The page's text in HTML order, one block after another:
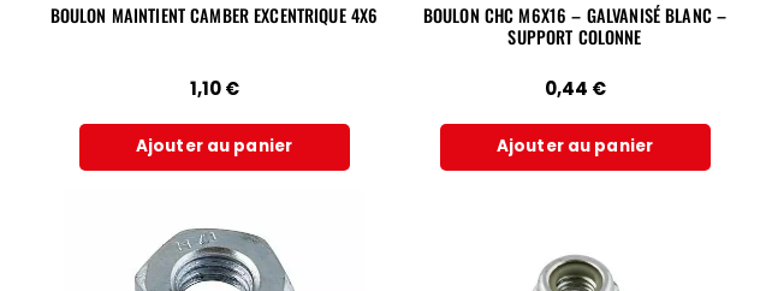
BOULON MAINTIENT CAMBER EXCENTRIQUE 4X6
1,10€
Ajouter au panier
BOULON CHC M6X16 – GALVANISÉ BLANC –
SUPPORT COLONNE
0,44 €
Ajouter au panier